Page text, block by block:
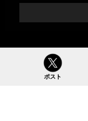
ポスト